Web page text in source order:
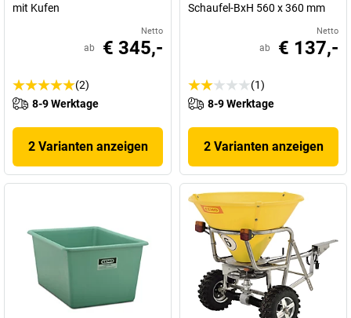
mit Kufen
Netto
ab € 345,-
(2)
8-9 Werktage
2 Varianten anzeigen
Schaufel-BxH 560 x 360 mm
Netto
ab € 137,-
(1)
8-9 Werktage
2 Varianten anzeigen